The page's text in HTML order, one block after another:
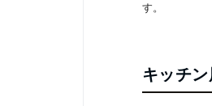
す。
キッチ